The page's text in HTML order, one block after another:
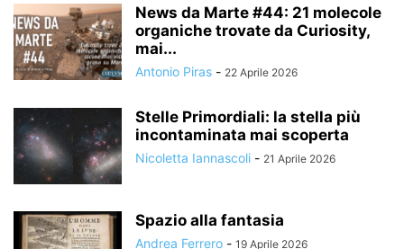
News da Marte #44: 21 molecole
organiche trovate da Curiosity,
mai...
Antonio Piras - 22 Aprile 2026
Stelle Primordiali: la stella più
incontaminata mai scoperta
Nicoletta Iannascoli - 21 Aprile 2026
Spazio alla fantasia
Andrea Ferrero - 19 Aprile 2026